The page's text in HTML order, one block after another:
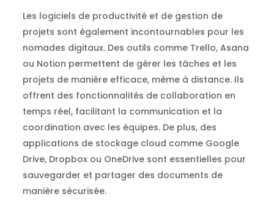
Les logiciels de productivité et de gestion de
projets sont également incontournables pour les
nomades digitaux. Des outils comme Trello, Asana
ou Notion permettent de gérer les tâches et les
projets de manière efficace, même à distance. Ils
offrent des fonctionnalités de collaboration en
temps réel, facilitant la communication et la
coordination avec les équipes. De plus, des
applications de stockage cloud comme Google
Drive, Dropbox ou OneDrive sont essentielles pour
sauvegarder et partager des documents de
manière sécurisée.